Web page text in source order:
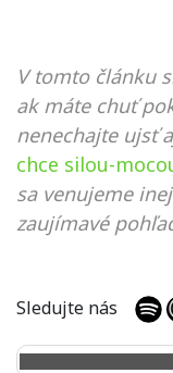
V tomto článku
ak máte chuť
nenechajte ujsť
chce silou-
sa venujeme
zaujímavé
Sledujte nás